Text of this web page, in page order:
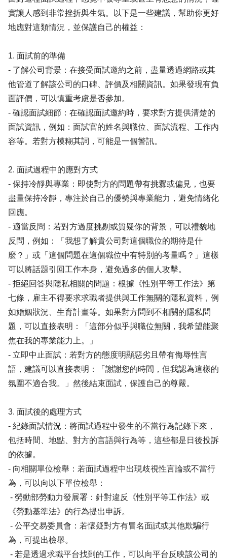
實讓人感到非常挫折與生氣。以下是一些建議，幫助你更好
地應對這類情況，並保護自己的權益：
1. 面試前的準備
- 了解公司背景：在接受面試邀約之前，盡量透過網路或其
他管道了解該公司的口碑、評價及相關資訊。如果發現有負
面評價，可以慎重考慮是否參加。
- 確認面試細節：在確認面試邀約時，要求對方提供清楚的
面試資訊，例如：面試官的姓名與職位、面試流程、工作內
容等。若對方模糊其詞，可能是一個警訊。
2. 面試過程中的應對方式
- 保持冷靜與專業：即使對方的問題帶有挑釁或偏見，也要
盡量保持冷靜，專注於自己的優勢與專業能力，避免情緒化
回應。
- 適當反問：若對方過度挑剔或質疑你的背景，可以禮貌地
反問，例如：「我想了解貴公司對這個職位的期待是什
麼？」或「這個問題在這個職位中有特別的考量嗎？」這樣
可以將話題引回工作本身，避免過多的個人攻擊。
- 拒絕回答與隱私相關的問題：根據《性別平等工作法》第
七條，雇主不得要求求職者提供與工作無關的隱私資料，例
如婚姻狀況、生育計畫等。如果對方問到不相關的隱私問
題，可以直接表明：「這部分似乎與職位無關，我希望能聚
焦在我的專業能力上。」
- 立即中止面試：若對方的態度明顯惡劣且帶有侮辱性言
語，建議可以直接表明：「謝謝您的時間，但我認為這樣的
氛圍不適合我。」然後結束面試，保護自己的尊嚴。
3. 面試後的處理方式
- 紀錄面試情況：將面試過程中發生的不當行為記錄下來，
包括時間、地點、對方的言語與行為等，這些都是日後投訴
的依據。
- 向相關單位檢舉：若面試過程中出現歧視性言論或不當行
為，可以向以下單位檢舉：
- 勞動部勞動力發展署：針對違反《性別平等工作法》或
《勞動基準法》的行為提出申訴。
- 公平交易委員會：若懷疑對方有冒名面試或其他欺騙行
為，可提出檢舉。
- 若是透過求職平台找到的工作，可以向平台反映該公司的